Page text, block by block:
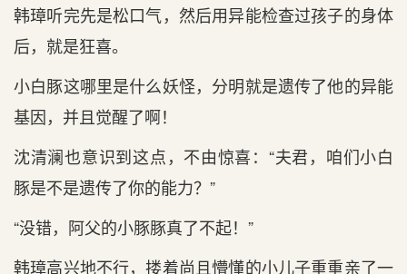
韩璋听完先是松口气，然后用异能检查过孩子的身体
后，就是狂喜。
小白豚这哪里是什么妖怪，分明就是遗传了他的异能
基因，并且觉醒了啊！
沈清澜也意识到这点，不由惊喜：“夫君，咱们小白
豚是不是遗传了你的能力？”
“没错，阿父的小豚豚真了不起！”
韩璋高兴地不行，搂着尚且懵懂的小儿子重重亲了一